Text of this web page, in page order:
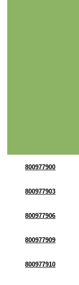
800977900
800977903
800977906
800977909
800977910